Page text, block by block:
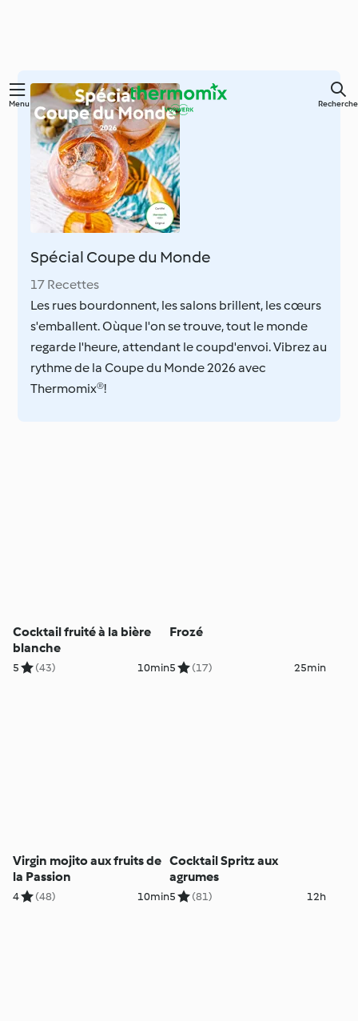
Skip
content
Menu Recherche
Spécial Coupe du Monde
17 Recettes
Les rues bourdonnent, les salons brillent, les cœurs
s'emballent. Oùque l'on se trouve, tout le monde
regarde l'heure, attendant le coupd'envoi. Vibrez au
rythme de la Coupe du Monde 2026 avec
Thermomix®!
Cocktail fruité à la bière
blanche
5 (43) 10min
Frozé
5 (17) 25min
Virgin mojito aux fruits de
la Passion
4 (48) 10min
Cocktail Spritz aux
agrumes
5 (81) 12h